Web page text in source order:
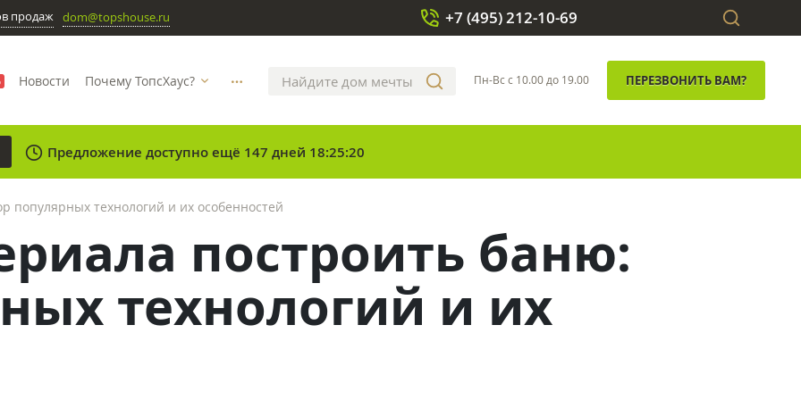
продаж dom@topshouse.ru
Новости Почему ТопсХаус? more_horizontal
+7 (495) 212-10-69
Пн-Вс с 10.00 до 19.00 ПЕРЕЗВОНИТЬ ВАМ?
clock Предложение доступно ещё 147 дней 18:25:20
популярных технологий и их особенностей
построить баню:
технологий и их